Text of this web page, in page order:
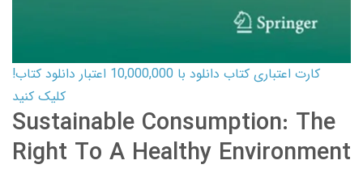
کارت اعتباری کتاب دانلود با 10,000,000 اعتبار دانلود کتاب!
کلیک کنید
Sustainable Consumption: The
Right To A Healthy Environment